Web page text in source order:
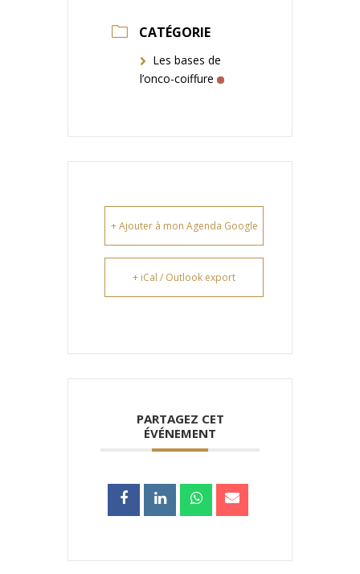
CATÉGORIE
Les bases de
l’onco-coiffure
+ Ajouter à mon Agenda Google
+ iCal / Outlook export
PARTAGEZ CET
ÉVÉNEMENT